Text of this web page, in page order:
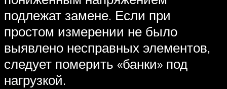
подлежат замене. Если при
простом измерении не было
выявлено несправных элементов,
следует померить «банки» под
нагрузкой.